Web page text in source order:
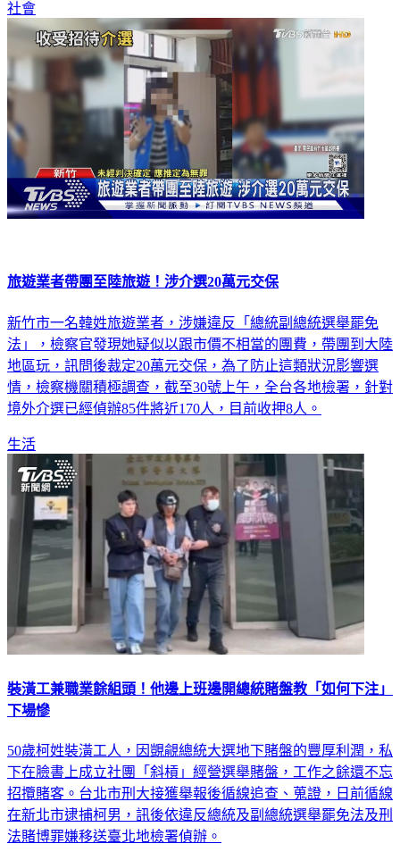
社會
旅遊業者帶團至陸旅遊！涉介選20萬元交保
新竹市一名韓姓旅遊業者，涉嫌違反「總統副總統選舉罷免
法」，檢察官發現她疑似以跟市價不相當的團費，帶團到大陸
地區玩，訊問後裁定20萬元交保，為了防止這類狀況影響選
情，檢察機關積極調查，截至30號上午，全台各地檢署，針對
境外介選已經偵辦85件將近170人，目前收押8人。
生活
裝潢工兼職業餘組頭！他邊上班邊開總統賭盤教「如何下注」
下場慘
50歲柯姓裝潢工人，因覬覦總統大選地下賭盤的豐厚利潤，私
下在臉書上成立社團「斜槓」經營選舉賭盤，工作之餘還不忘
招攬賭客。台北市刑大接獲舉報後循線追查、蒐證，日前循線
在新北市逮捕柯男，訊後依違反總統及副總統選舉罷免法及刑
法賭博罪嫌移送臺北地檢署偵辦。